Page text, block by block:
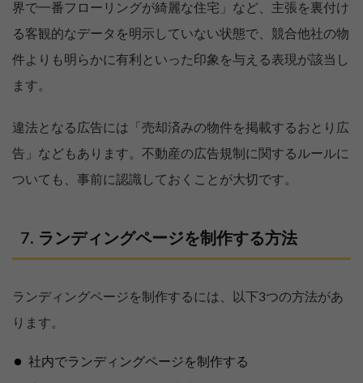
界で一番フローリングが綺麗な住宅」など、主張を裏付け
る客観的なデータを明示していない状態で、競合他社の物
件よりも明らかに有利といった印象を与える表現が該当し
ます。
違法となる広告には「売却済みの物件を掲載するおとり広
告」などもあります。不動産の広告規制に関するルールに
ついても、事前に認識しておくことが大切です。
ランディングページを制作する方法
ランディングページを制作するには、以下3つの方法があ
ります。
社内でランディングページを制作する